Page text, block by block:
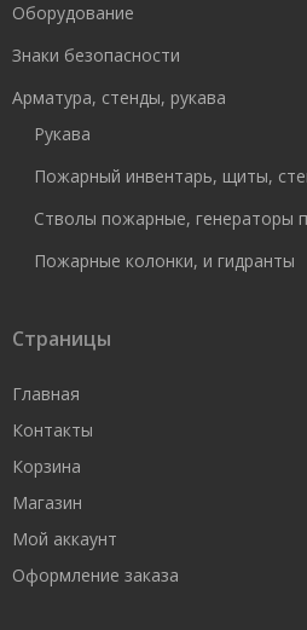
Оборудование
Знаки безопасности
Арматура, стенды, рукава
Рукава
Пожарный инвентарь, щиты,
Стволы пожарные, генераторы
Пожарные колонки, и гидранты
Страницы
Главная
Контакты
Корзина
Магазин
Мой аккаунт
Оформление заказа